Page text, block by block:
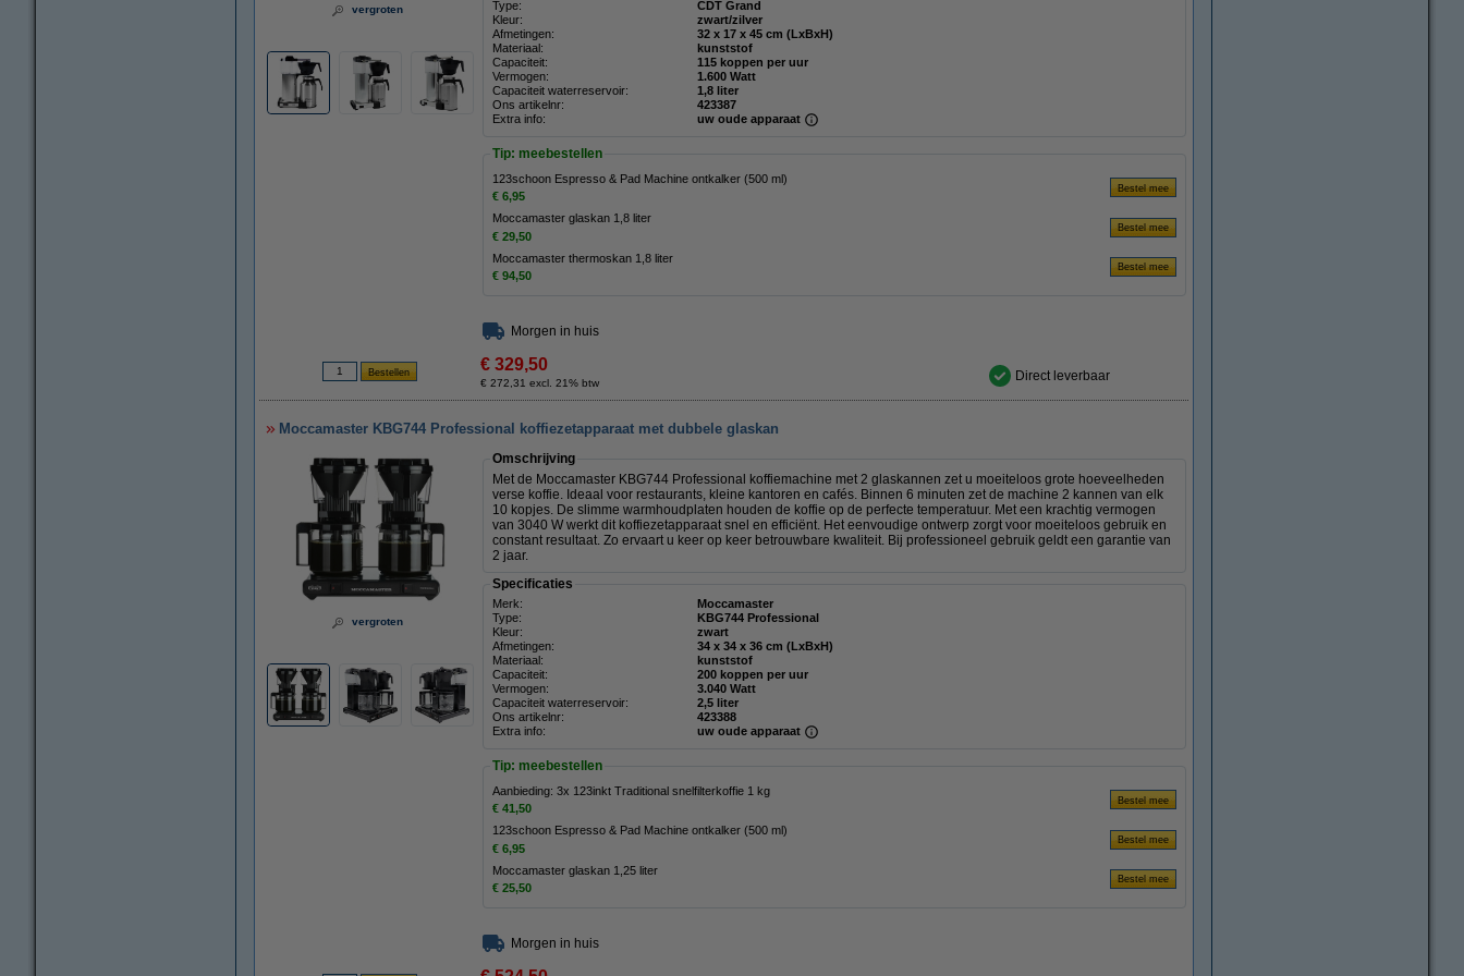
vergroten
Type:
CDT Grand
Kleur:
zwart/zilver
Afmetingen:
32 x 17 x 45 cm (LxBxH)
Materiaal:
kunststof
Capaciteit:
115 koppen per uur
Vermogen:
1.600 Watt
Capaciteit waterreservoir:
1,8 liter
Ons artikelnr:
423387
Extra info:
uw oude apparaat
Tip: meebestellen
123schoon Espresso & Pad Machine ontkalker (500 ml)
€ 6,95
Moccamaster glaskan 1,8 liter
€ 29,50
Moccamaster thermoskan 1,8 liter
€ 94,50
Morgen in huis
€ 329,50
€ 272,31 excl. 21% btw Direct leverbaar
Moccamaster KBG744 Professional koffiezetapparaat met dubbele glaskan
vergroten
Omschrijving
Met de Moccamaster KBG744 Professional koffiemachine met 2 glaskannen zet u moeiteloos grote hoeveelheden
verse koffie. Ideaal voor restaurants, kleine kantoren en cafés. Binnen 6 minuten zet de machine 2 kannen van elk
10 kopjes. De slimme warmhoudplaten houden de koffie op de perfecte temperatuur. Met een krachtig vermogen
van 3040 W werkt dit koffiezetapparaat snel en efficiënt. Het eenvoudige ontwerp zorgt voor moeiteloos gebruik en
constant resultaat. Zo ervaart u keer op keer betrouwbare kwaliteit. Bij professioneel gebruik geldt een garantie van
2 jaar.
Specificaties
Merk:
Moccamaster
Type:
KBG744 Professional
Kleur:
zwart
Afmetingen:
34 x 34 x 36 cm (LxBxH)
Materiaal:
kunststof
Capaciteit:
200 koppen per uur
Vermogen:
3.040 Watt
Capaciteit waterreservoir:
2,5 liter
Ons artikelnr:
423388
Extra info:
uw oude apparaat
Tip: meebestellen
Aanbieding: 3x 123inkt Traditional snelfilterkoffie 1 kg
€ 41,50
123schoon Espresso & Pad Machine ontkalker (500 ml)
€ 6,95
Moccamaster glaskan 1,25 liter
€ 25,50
Morgen in huis